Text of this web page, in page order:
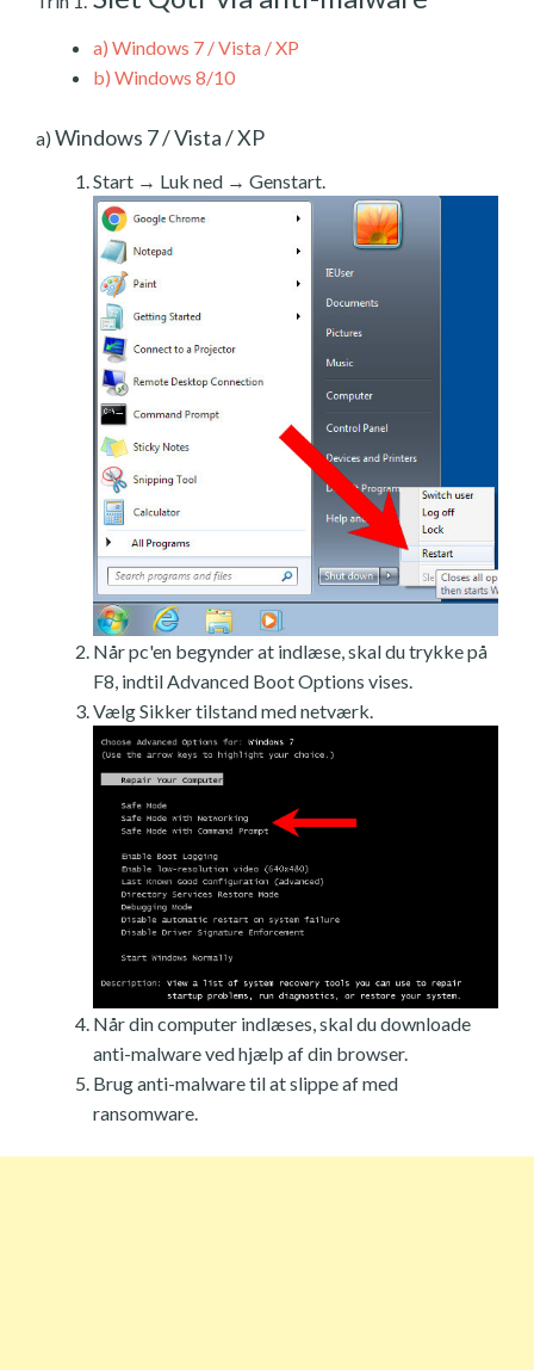
a) Windows 7 / Vista / XP
b) Windows 8/10
a) Windows 7 / Vista / XP
Start → Luk ned → Genstart.
Når pc'en begynder at indlæse, skal du trykke på
F8, indtil Advanced Boot Options vises.
Vælg Sikker tilstand med netværk.
Når din computer indlæses, skal du downloade
anti-malware ved hjælp af din browser.
Brug anti-malware til at slippe af med
ransomware.